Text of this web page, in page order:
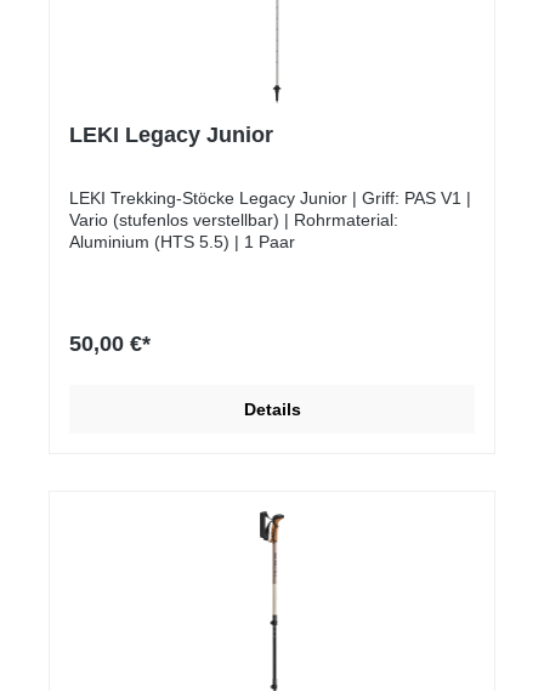
LEKI Legacy Junior
LEKI Trekking-Stöcke Legacy Junior | Griff: PAS V1 |
Vario (stufenlos verstellbar) | Rohrmaterial:
Aluminium (HTS 5.5) | 1 Paar
50,00 €*
Details